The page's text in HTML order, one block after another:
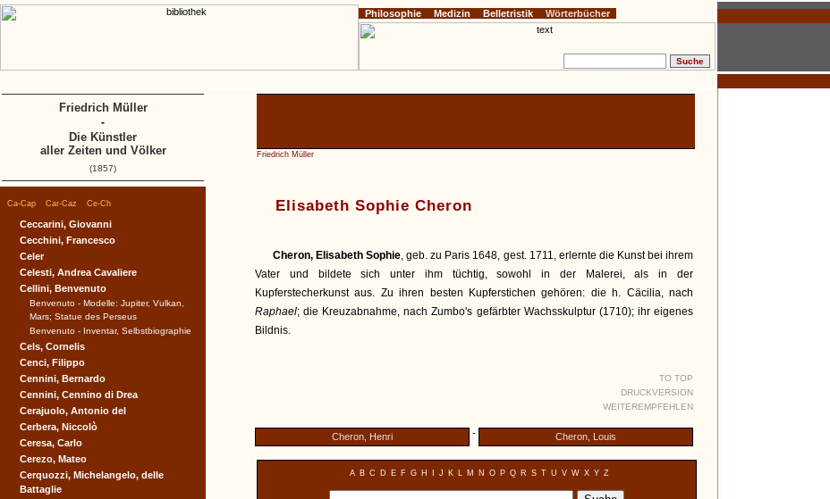
Friedrich Müller
Elisabeth Sophie Cheron
Cheron, Elisabeth Sophie, geb. zu Paris 1648, gest. 1711, erlernte die Kunst bei ihrem
Vater und bildete sich unter ihm tüchtig, sowohl in der Malerei, als in der
Kupferstecherkunst aus. Zu ihren besten Kupferstichen gehören: die h. Cäcilia, nach
Raphael; die Kreuzabnahme, nach Zumbo's gefärbter Wachsskulptur (1710); ihr eigenes
Bildnis.
TO TOP
DRUCKVERSION
WEITEREMPFEHLEN
Cheron, Henri - Cheron, Louis
A B C D E F G H J K L M N O P Q R S T U V W X Y Z
Ca-Cap Car-Caz Ce-Ch
Ceccarini, Giovanni
Cecchini, Francesco
Celer
Celesti, Andrea Cavaliere
Cellini, Benvenuto
Benvenuto - Modelle: Jupiter, Vulkan,
Mars; Statue des Perseus
Benvenuto - Inventar, Selbstbiographie
Cels, Cornelis
Cenci, Filippo
Cennini, Bernardo
Cennini, Cennino di Drea
Cerajuolo, Antonio del
Cerbera, Niccolò
Ceresa, Carlo
Cerezo, Mateo
Cerquozzi, Michelangelo, delle
Battaglie
Philosophie Medizin Belletristik Wörterbücher
Friedrich Müller
-
Die Künstler
aller Zeiten und Völker
(1857)